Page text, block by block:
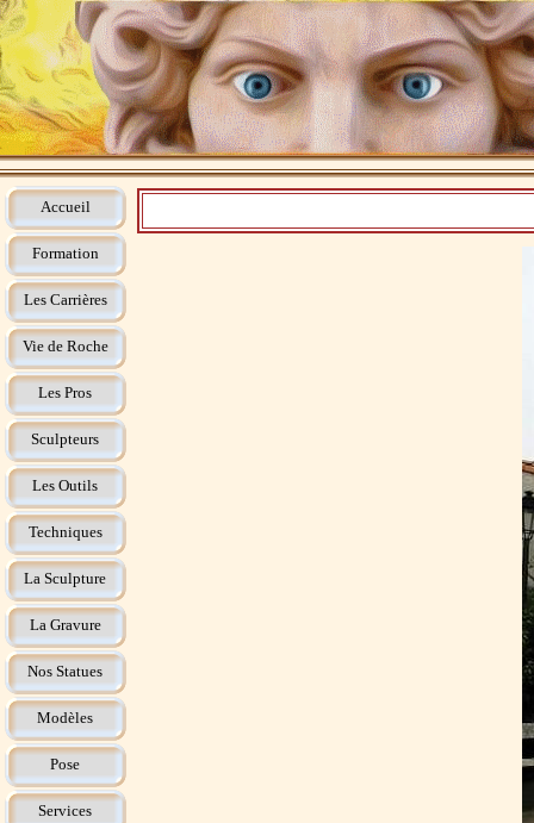
Accueil
Formation
Les Carrières
Vie de Roche
Les Pros
Sculpteurs
Les Outils
Techniques
La Sculpture
La Gravure
Nos Statues
Modèles
Pose
Services